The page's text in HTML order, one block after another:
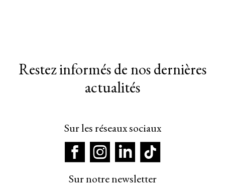
Restez informés de nos dernières
actualités
Sur les réseaux sociaux
Sur notre newsletter